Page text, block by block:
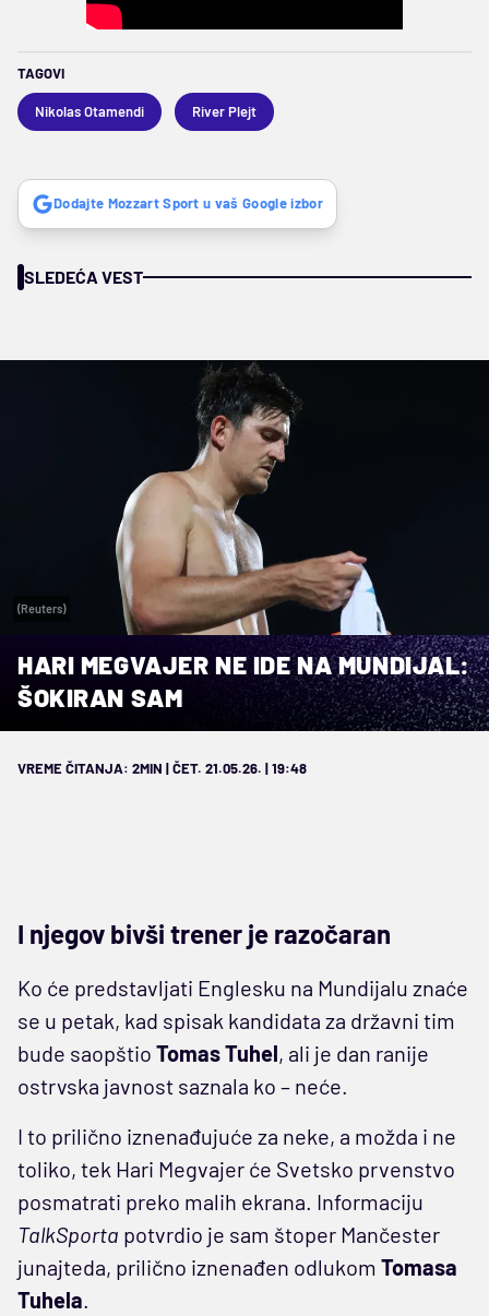
TAGOVI
Nikolas Otamendi River Plejt
Dodajte Mozzart Sport u vaš Google izbor
SLEDEĆA VEST
(Reuters)
HARI MEGVAJER NE IDE NA MUNDIJAL:
ŠOKIRAN SAM
VREME ČITANJA: 2MIN | ČET. 21.05.26. | 19:48
I njegov bivši trener je razočaran
Ko će predstavljati Englesku na Mundijalu znaće
se u petak, kad spisak kandidata za državni tim
bude saopštio Tomas Tuhel, ali je dan ranije
ostrvska javnost saznala ko – neće.
I to prilično iznenađujuće za neke, a možda i ne
toliko, tek Hari Megvajer će Svetsko prvenstvo
posmatrati preko malih ekrana. Informaciju
TalkSporta potvrdio je sam štoper Mančester
junajteda, prilično iznenađen odlukom Tomasa
Tuhela.